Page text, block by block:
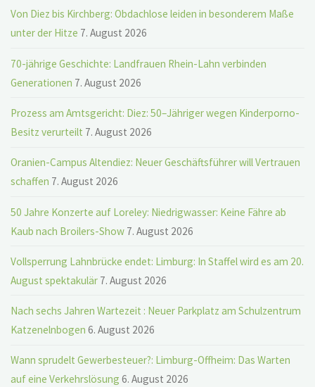
Von Diez bis Kirchberg: Obdachlose leiden in besonderem Maße
unter der Hitze 7. August 2026
70-jährige Geschichte: Landfrauen Rhein-Lahn verbinden
Generationen 7. August 2026
Prozess am Amtsgericht: Diez: 50–Jähriger wegen Kinderporno-
Besitz verurteilt 7. August 2026
Oranien-Campus Altendiez: Neuer Geschäftsführer will Vertrauen
schaffen 7. August 2026
50 Jahre Konzerte auf Loreley: Niedrigwasser: Keine Fähre ab
Kaub nach Broilers-Show 7. August 2026
Vollsperrung Lahnbrücke endet: Limburg: In Staffel wird es am 20.
August spektakulär 7. August 2026
Nach sechs Jahren Wartezeit : Neuer Parkplatz am Schulzentrum
Katzenelnbogen 6. August 2026
Wann sprudelt Gewerbesteuer?: Limburg-Offheim: Das Warten
auf eine Verkehrslösung 6. August 2026